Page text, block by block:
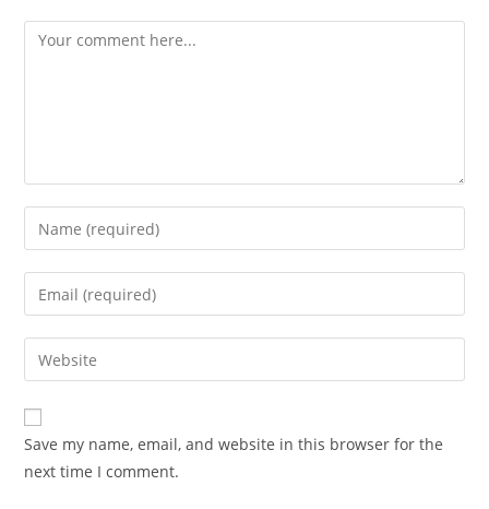
Comment
Enter
your
name
comment
Enter
your
email
address
comment
Enter
your
website
URL
(optional)
Save my name, email, and website in this browser for the
next time I comment.